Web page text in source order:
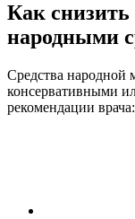
Как
народными
Средства народной
консервативными
рекомендации врача: